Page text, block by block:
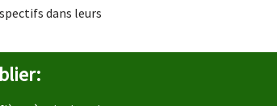
dans leurs